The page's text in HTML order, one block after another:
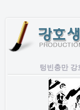
텅빈충만 강